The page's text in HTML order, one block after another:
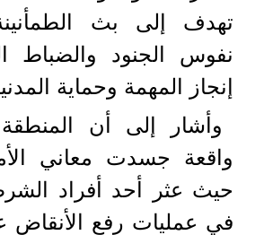
تهدف إلى بث
نفوس الجنود والضباط
إنجاز المهمة وحماية
وأشار إلى أن
واقعة جسدت معاني
حيث عثر أحد أفراد
في عمليات رفع الأنقاض